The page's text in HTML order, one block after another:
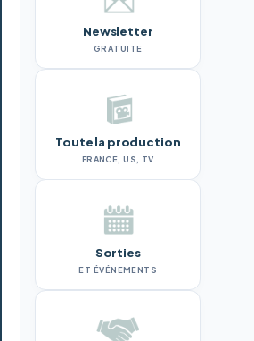
Newsletter
GRATUITE
Toute la production
FRANCE, US, TV
Sorties
ET ÉVÉNEMENTS